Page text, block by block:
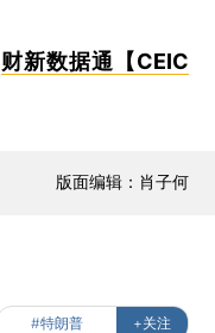
财新数据通【CEIC
版面编辑：肖子何
#特朗普 +关注